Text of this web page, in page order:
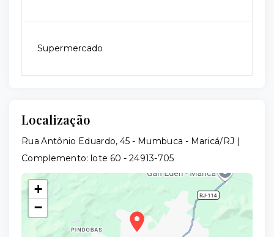
Supermercado
Localização
Rua Antônio Eduardo, 45 - Mumbuca - Maricá/RJ |
Complemento: lote 60 - 24913-705
+
−